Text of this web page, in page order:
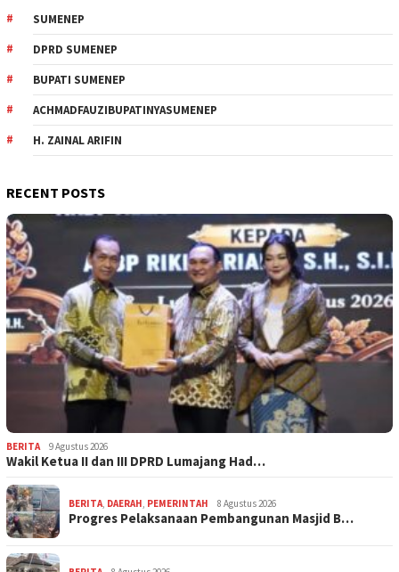
SUMENEP
DPRD SUMENEP
BUPATI SUMENEP
ACHMADFAUZIBUPATINYASUMENEP
H. ZAINAL ARIFIN
RECENT POSTS
BERITA 9 Agustus 2026
Wakil Ketua II dan III DPRD Lumajang Had…
BERITA DAERAH PEMERINTAH 8 Agustus 2026
Progres Pelaksanaan Pembangunan Masjid B…